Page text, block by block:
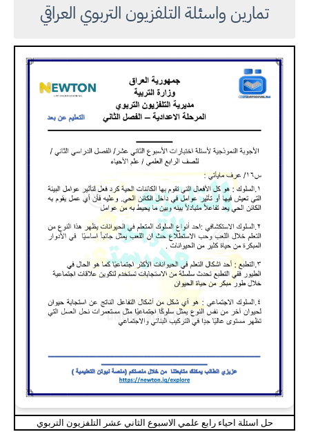
تمارين واسئلة التلفزيون التربوي العراقي
حل اسئلة احياء رابع علمي الاسبوع الثاني عشر التلفزيون التربوي